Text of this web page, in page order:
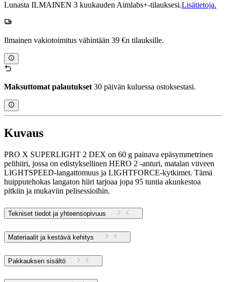
Lunasta ILMAINEN 3 kuukauden Aimlabs+-tilauksesi.Lisätietoja.
Ilmainen vakiotoimitus vähintään 39 €n tilauksille.
Maksuttomat palautukset30 päivän kuluessa ostoksestasi.
Kuvaus
PRO X SUPERLIGHT 2 DEX on 60 g painava epäsymmetrinen
pelihiiri, jossa on edistyksellinen HERO 2 -anturi, matalan viiveen
LIGHTSPEED-langattomuus ja LIGHTFORCE-kytkimet. Tämä
huipputehokas langaton hiiri tarjoaa jopa 95 tuntia akunkestoa
pitkiin ja mukaviin pelisessioihin.
Tekniset tiedot ja yhteensopivuus
Materiaalit ja kestävä kehitys
Pakkauksen sisältö